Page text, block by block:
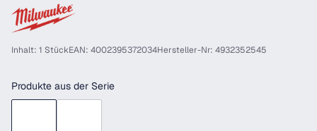
Inhalt: 1 StückEAN: 4002395372034Hersteller-Nr: 4932352545
Produkte aus der Serie